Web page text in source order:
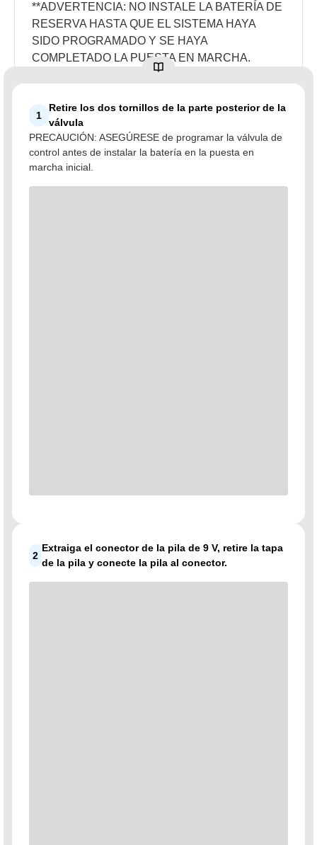
**ADVERTENCIA: NO INSTALE LA BATERÍA DE
RESERVA HASTA QUE EL SISTEMA HAYA
SIDO PROGRAMADO Y SE HAYA
COMPLETADO LA PUESTA EN MARCHA.
1
Retire los dos tornillos de la parte posterior de la
válvula
PRECAUCIÓN: ASEGÚRESE de programar la válvula de
control antes de instalar la batería en la puesta en
marcha inicial.
2
Extraiga el conector de la pila de 9 V, retire la tapa
de la pila y conecte la pila al conector.